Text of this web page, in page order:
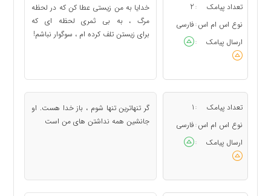
تعداد پیامک :
2
نوع اس ام اس : فارسی
ارسال پیامک
:
خدایا به من زیستی عطا کن که در لحظه
مرگ ، به بی ثمری لحظه ای که
برای زیستن تلف کرده ام ، سوگوار نباشم!
تعداد پیامک :
1
نوع اس ام اس : فارسی
ارسال پیامک
:
گر تنهاترین تنها شوم ، باز خدا هست. او
جانشین همه نداشتن های من است